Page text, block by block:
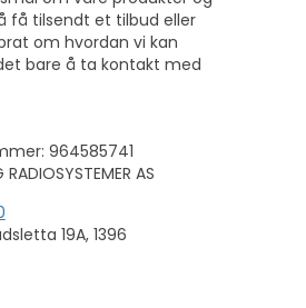
få tilsendt et tilbud eller
om hvordan vi kan
bare å ta kontakt med
964585741
AS
19A, 1396